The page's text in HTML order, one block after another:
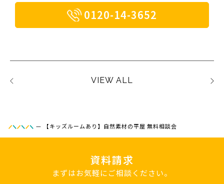
0120-14-3652
VIEW ALL
— 【キッズルームあり】自然素材の平屋 無料相談会
資料請求
まずはお気軽にご相談ください。